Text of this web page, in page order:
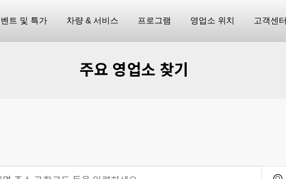
트 및 특가 차량 & 서비스 프로그램 영업소 위치 고객센터
주요 영업소 찾기